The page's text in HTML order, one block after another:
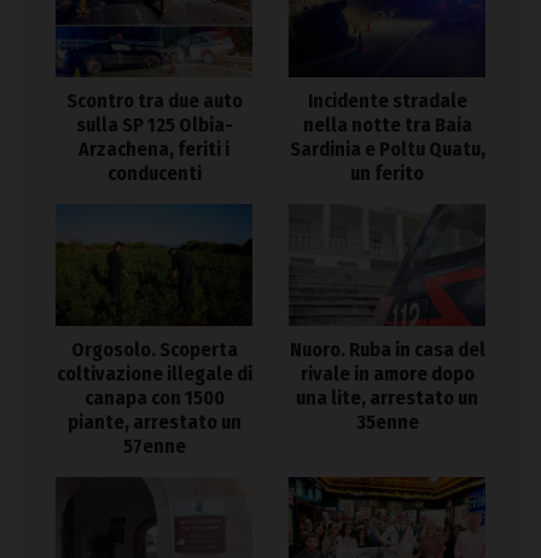
Scontro tra due auto
sulla SP 125 Olbia-
Arzachena, feriti i
conducenti
Incidente stradale
nella notte tra Baia
Sardinia e Poltu Quatu,
un ferito
Orgosolo. Scoperta
coltivazione illegale di
canapa con 1500
piante, arrestato un
57enne
Nuoro. Ruba in casa del
rivale in amore dopo
una lite, arrestato un
35enne